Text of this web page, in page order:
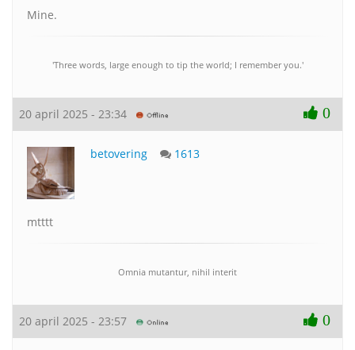
Mine.
'Three words, large enough to tip the world; I remember you.'
20 april 2025 - 23:34 0
betovering 1613
mtttt
Omnia mutantur, nihil interit
20 april 2025 - 23:57 0